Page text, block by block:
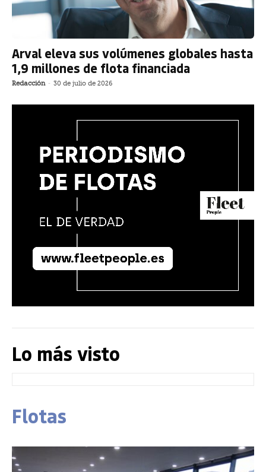
Arval eleva sus volúmenes globales hasta
1,9 millones de flota financiada
Redacción - 30 de julio de 2026
Lo más visto
Flotas